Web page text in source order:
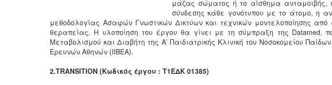
μάζας σώματος ή το αίσθημα ανταμοιβής,
σύνδεσης κάθε γονότυπου με το άτομο, η
μεθοδολογίας Ασαφών Γνωστικών Δικτύων και τεχνικών μοντελοποίησης
θεραπείας. Η υλοποίηση του έργου θα γίνει με τη σύμπραξη της Datamed,
Μεταβολισμού και Διαβήτη της Α’ Παιδιατρικής Κλινική του Νοσοκομείου
Ερευνών Αθηνών (ΙΙΒΕΑ).
2.TRANSITION (Κωδικός έργου : Τ1ΕΔΚ 01385)